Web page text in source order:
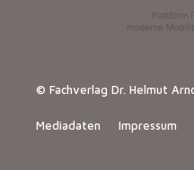
© Fachverlag Dr. Helmut
Mediadaten Impressum